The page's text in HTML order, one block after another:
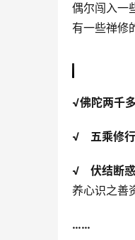
偶尔闯入一
有一些禅修
√佛陀两千
√ 五乘修
√ 伏结断
养心识之善
……